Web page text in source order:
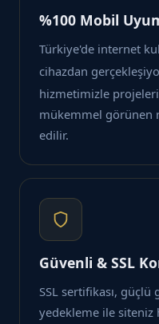
%100 Mobil
Türkiye'de internet
cihazdan
hizmetimizle
mükemmel görünen
edilir.
Güvenli & SSL
SSL sertifikası,
yedekleme ile siteniz